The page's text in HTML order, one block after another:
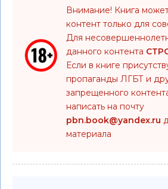
Внимание! Книга
контент только для
Для
данного контента
Если в книге
пропаганды ЛГБТ и
запрещенного
написать на почту
pbn.book@yandex.ru
материала